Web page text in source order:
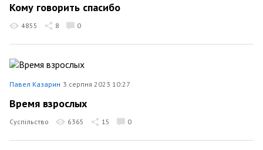
Кому говорить спасибо
4855 8 0
Павел Казарин 3 серпня 2023 10:27
Время взрослых
Суспільство 6365 15 0